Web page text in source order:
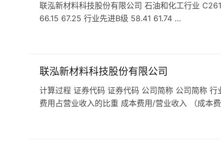
联泓新材料科技股份有限公司 石油和化工行业
66.15 67.25 行业先进B级 58.41 61.74 …
联泓新材料科技股份有限公司
计算过程 证券代码 证券代码 公司简称 公司简称
费用占营业收入的比重 成本费用/营业收入 （成本